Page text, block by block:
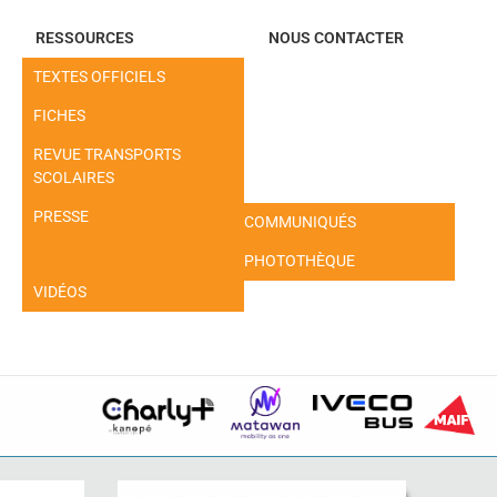
RESSOURCES
TEXTES OFFICIELS
FICHES
REVUE TRANSPORTS
SCOLAIRES
PRESSE COMMUNIQUÉS
PHOTOTHÈQUE
VIDÉOS
NOUS CONTACTER